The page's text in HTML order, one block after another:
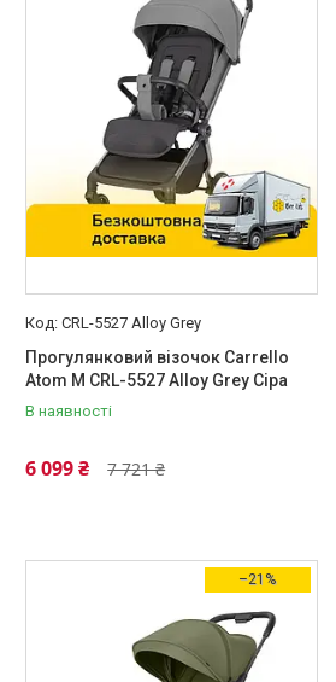
CRL-5527 Alloy Grey
Прогулянковий візочок Carrello
Atom M CRL-5527 Alloy Grey Сіра
В наявності
7 721 ₴
6 099 ₴
–21%